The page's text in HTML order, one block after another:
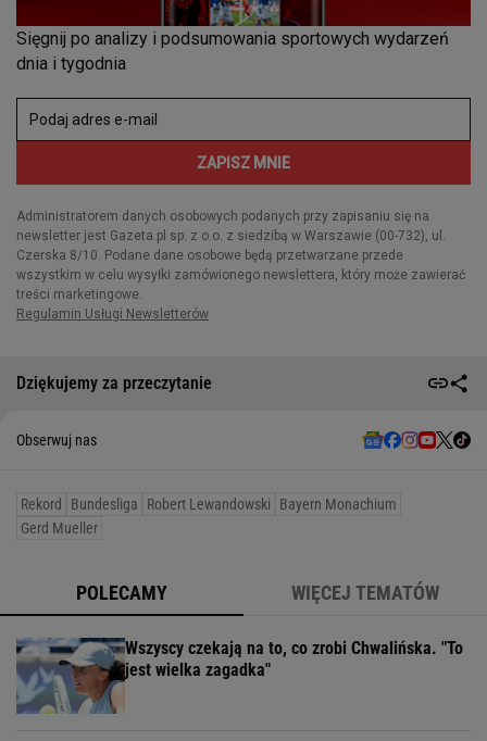
Dziękujemy za przeczytanie
Obserwuj nas
Rekord Bundesliga Robert Lewandowski
Bayern Monachium
Gerd Mueller
POLECAMY WIĘCEJ TEMATÓW
Wszyscy czekają na to, co zrobi Chwalińska. "To
jest wielka zagadka"